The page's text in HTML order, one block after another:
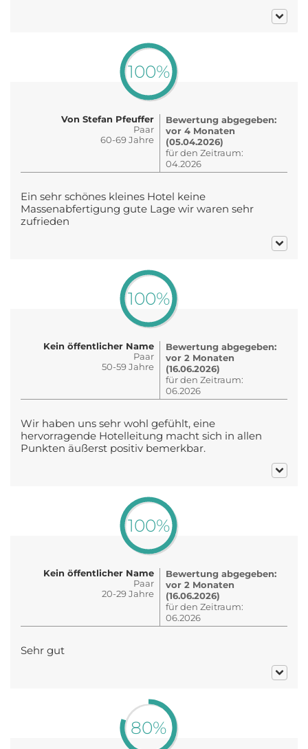
100%
Von Stefan Pfeuffer
Paar
60-69 Jahre
Bewertung abgegeben:
vor 4 Monaten
(05.04.2026)
für den Zeitraum:
04.2026
Ein sehr schönes kleines Hotel keine
Massenabfertigung gute Lage wir waren sehr
zufrieden
100%
Kein öffentlicher Name
Paar
50-59 Jahre
Bewertung abgegeben:
vor 2 Monaten
(16.06.2026)
für den Zeitraum:
06.2026
Wir haben uns sehr wohl gefühlt, eine
hervorragende Hotelleitung macht sich in allen
Punkten äußerst positiv bemerkbar.
100%
Kein öffentlicher Name
Paar
20-29 Jahre
Bewertung abgegeben:
vor 2 Monaten
(16.06.2026)
für den Zeitraum:
06.2026
Sehr gut
80%